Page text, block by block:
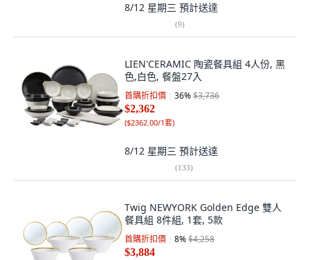
8/12 星期三 預計送達
(9)
LIEN'CERAMIC 陶瓷餐具組 4人份, 黑
色,白色, 餐盤27入
首購折扣價 36%$3,736
$2,362
($2362.00/1套)
8/12 星期三 預計送達
(133)
Twig NEWYORK Golden Edge 雙人
餐具組 8件組, 1套, 5款
首購折扣價 8%$4,258
$3,884